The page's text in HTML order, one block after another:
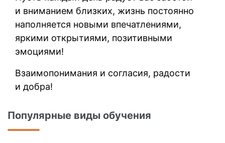
и вниманием близких, жизнь постоянно
наполняется новыми впечатлениями,
яркими открытиями, позитивными
эмоциями!
Взаимопонимания и согласия, радости
и добра!
Популярные виды обучения